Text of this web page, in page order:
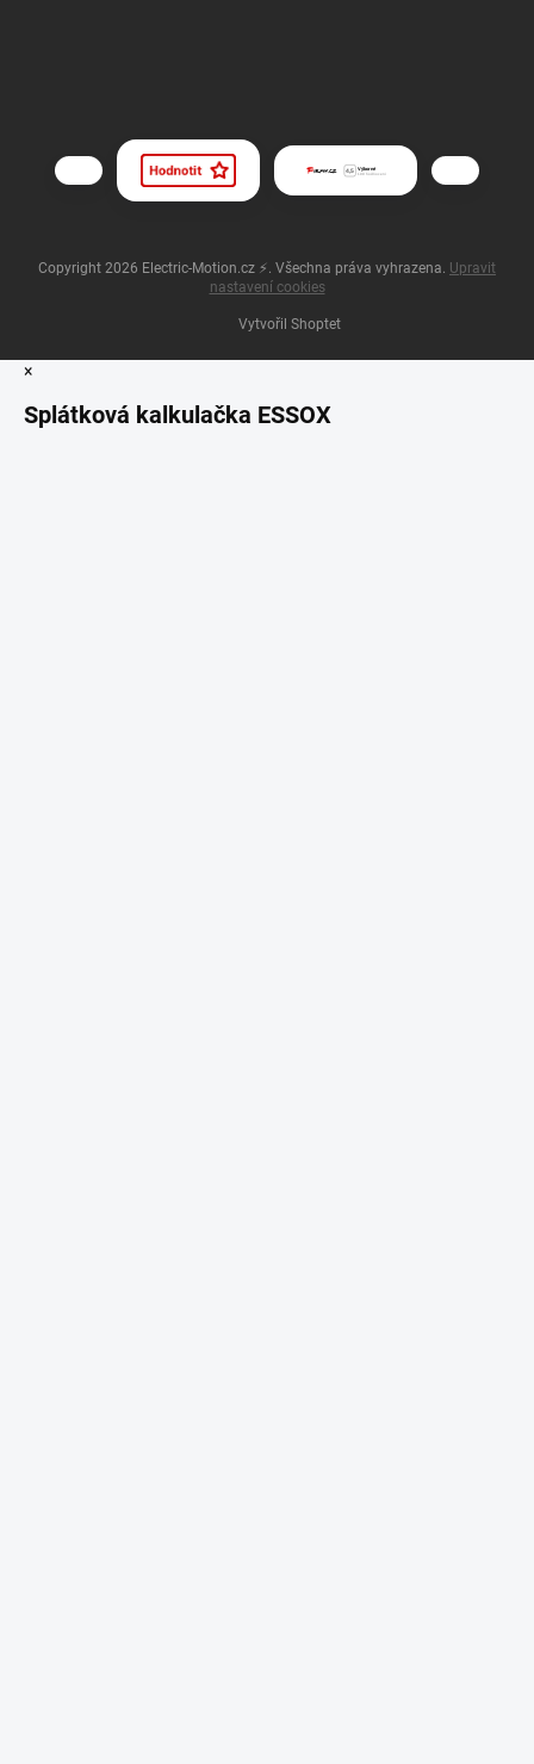
Vytvořil Shoptet
Copyright 2026 Electric-Motion.cz ⚡ . Všechna práva vyhrazena. Upravit
nastavení cookies
×
Splátková kalkulačka ESSOX